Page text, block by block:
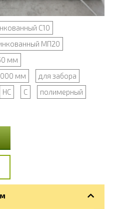
С10
МП20
мм
мм
для забора
НС С
полимерный